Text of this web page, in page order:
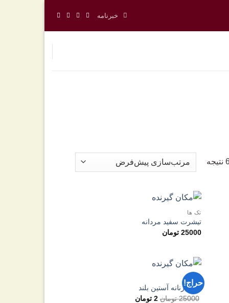
خبرنامه
تک ها
تیشرت سفید مردانه
25000 تومان
حراج!
تک ها
لباس زنانه آستین بلند
25000 تومان 2 تومان